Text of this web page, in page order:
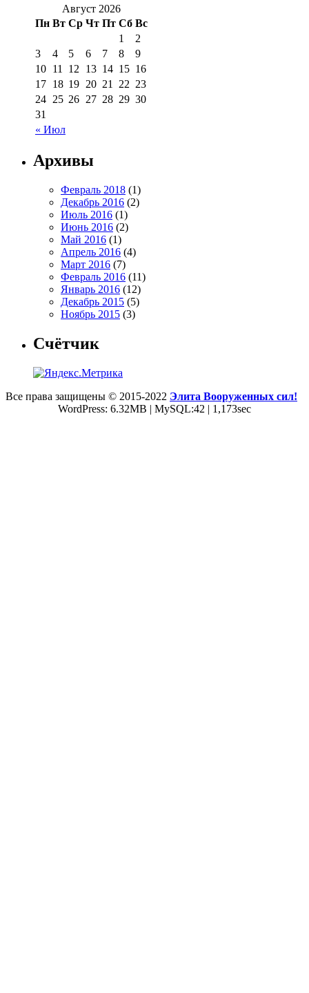
Август 2026
Пн Вт Ср Чт Пт Сб Вс
« Июл
1
2
3
4 5 6 7 8
9
10 11 12 13 14 15 16
17 18 19 20 21 22 23
24 25 26 27 28 29 30
31
Архивы
Февраль 2018 (1)
Декабрь 2016 (2)
Июль 2016 (1)
Июнь 2016 (2)
Май 2016 (1)
Апрель 2016 (4)
Март 2016 (7)
Февраль 2016 (11)
Январь 2016 (12)
Декабрь 2015 (5)
Ноябрь 2015 (3)
Счётчик
Все права защищены © 2015-2022 Элита Вооруженных сил!
WordPress: 6.32MB | MySQL:42 | 1,173sec